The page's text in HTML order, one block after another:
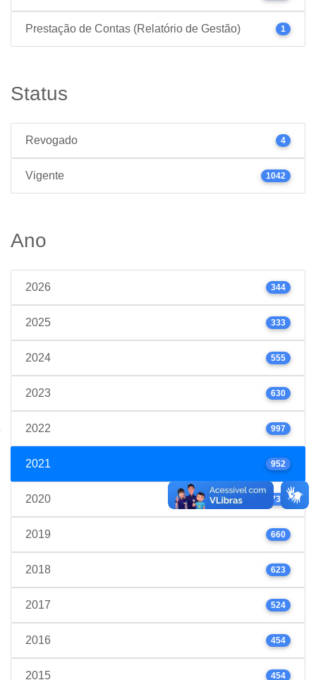
Prestação de Contas (Relatório de Gestão) 1
Status
Revogado 4
Vigente 1042
Ano
2026 344
2025 333
2024 555
2023 630
2022 997
2021 952
2020 739
2019 660
2018 623
2017 524
2016 454
2015 454